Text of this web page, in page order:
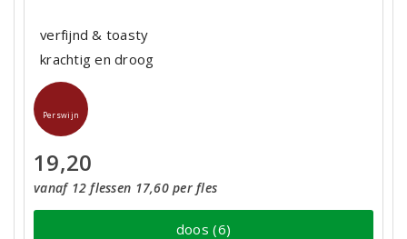
verfijnd & toasty
krachtig en droog
Perswijn
19,20
vanaf 12 flessen 17,60 per fles
doos (6)